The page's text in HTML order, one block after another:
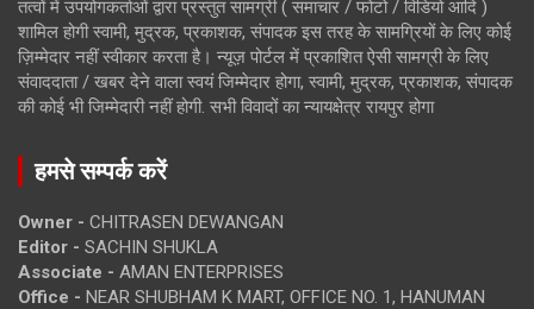
तत्वों में उपयोगकर्ताओं द्वारा प्रस्तुत सामग्री ( समाचार / फोटो / विडियो आदि )
शामिल होगी स्वामी, मुद्रक, प्रकाशक, संपादक इस तरह के सामग्रियों के लिए कोई
ज़िम्मेदार नहीं स्वीकार करता है। न्यूज़ पोर्टल में प्रकाशित ऐसी सामग्री के लिए
संवाददाता / खबर देने वाला स्वयं जिम्मेदार होगा, स्वामी, मुद्रक, प्रकाशक, संपादक
की कोई भी जिम्मेदारी नहीं होगी. सभी विवादों का न्यायक्षेत्र रायपुर होगा
हमसे सम्पर्क करें
Owner - CHITRASEN DEWANGAN
Editor - SACHIN SHUKLA
Associate - AMAN ENTERPRISES
Office - NEAR SHUBHAM K MART, OFFICE NO. 1, HANUMAN